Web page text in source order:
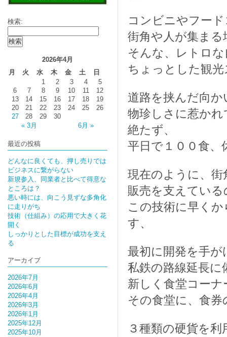
コンビニやフー
街角や人が集ま
そんな、レトロ
ちょっとした観
道路を挟んだ向
物珍しさに惹か
絶たず、
平日で１００食
現在のように、
販売を支えてい
この技術に早く
す、
最初に開発を手
私鉄の路線延長に
新しく食堂コー
その食堂に、食
３種類の硬貨を
検索:
2026年4月
月
火 水 木 金 土 日
« 3月 6月 »
1 2 3 4
5
6
7 8 9 10 11
12
13
14 15 16 17 18
19
20
21 22 23 24 25
26
27
28 29 30
最近の投稿
どんなに良くても、押し売りでは
ビジネスに繋がらない
新規参入、同業者と比べて得意な
ところは？
悪い時には、向こう見ずな多角化
に走りがち
技術（仕組み）の応用で大きく花
開く
しっかりとした目標が成功を支え
る
アーカイブ
2026年7月
2026年6月
2026年4月
2026年3月
2026年1月
2025年12月
2025年10月